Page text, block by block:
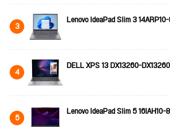
3 Lenovo IdeaPad Slim 3
4 DELL XPS 13 DX13260-
5 Lenovo IdeaPad Slim 5